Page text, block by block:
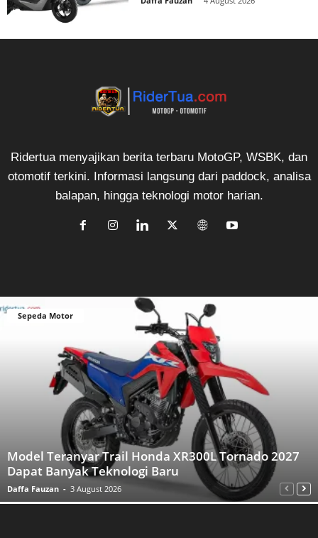
Ridertua menyajikan berita terbaru MotoGP, WSBK, dan
otomotif terkini. Informasi langsung dari paddock, analisa
balapan, hingga teknologi motor harian.
Sepeda Motor
Model Teranyar Trail Honda XR300L Tornado 2027
Dapat Banyak Teknologi Baru
Daffa Fauzan - 3 August 2026